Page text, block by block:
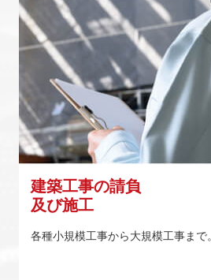
建築工事の請負
及び施工
各種小規模工事から大規模工事まで。